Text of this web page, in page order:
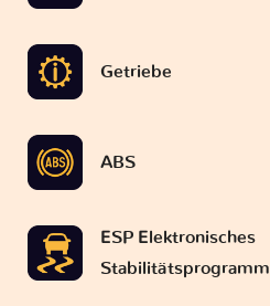
Getriebe
ABS
ESP Elektronisches
Stabilitätsprogramm